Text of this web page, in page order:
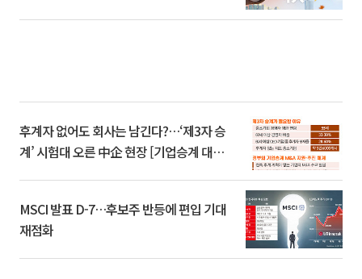
후계자 없어도 회사는 남긴다?…‘제3자 승
계’ 시험대 오른 中企 현장 [기업승계 대전
MSCI 발표 D-7…후보주 반등에 편입 기대
재점화